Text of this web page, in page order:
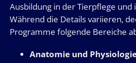
Ausbildung in der Tierpflege und
Während die Details variieren,
Programme folgende Bereiche
Anatomie und